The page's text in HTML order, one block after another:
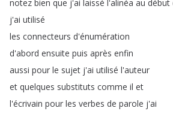
notez bien que j'ai laissé l'alinéa au début
j'ai utilisé
les connecteurs d'énumération
d'abord ensuite puis après enfin
aussi pour le sujet j'ai utilisé l'auteur
et quelques substituts comme il et
l'écrivain pour les verbes de parole j'ai